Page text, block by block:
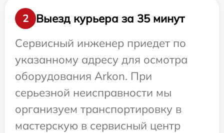
2
Выезд курьера за 35 минут
Сервисный инженер приедет по
указанному адресу для осмотра
оборудования Arkon. При
серьезной неисправности мы
организуем транспортировку в
мастерскую в сервисный центр